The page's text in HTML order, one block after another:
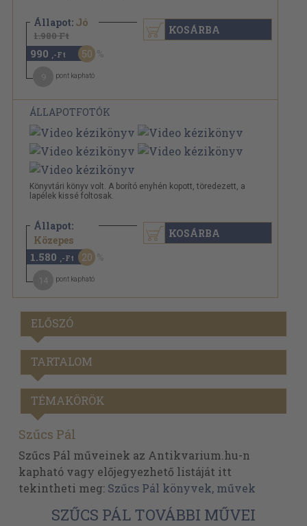
Állapot: Jó
1.980 Ft
990 ,-Ft 50
pont kapható
KOSÁRBA
ÁLLAPOTFOTÓK
Könyvtári könyv volt. A borító enyhén kopott, töredezett, a
lapélek kissé foltosak.
Állapot:
Közepes
1.980 Ft
1.580 ,-Ft 20
pont kapható
KOSÁRBA
ELŐSZÓ
TARTALOM
TÉMAKÖRÖK
Szűcs Pál
Szűcs Pál műveinek az Antikvarium.hu-n
kapható vagy előjegyezhető listáját itt
tekintheti meg: Szűcs Pál könyvek, művek
SZŰCS PÁL TOVÁBBI MŰVEI